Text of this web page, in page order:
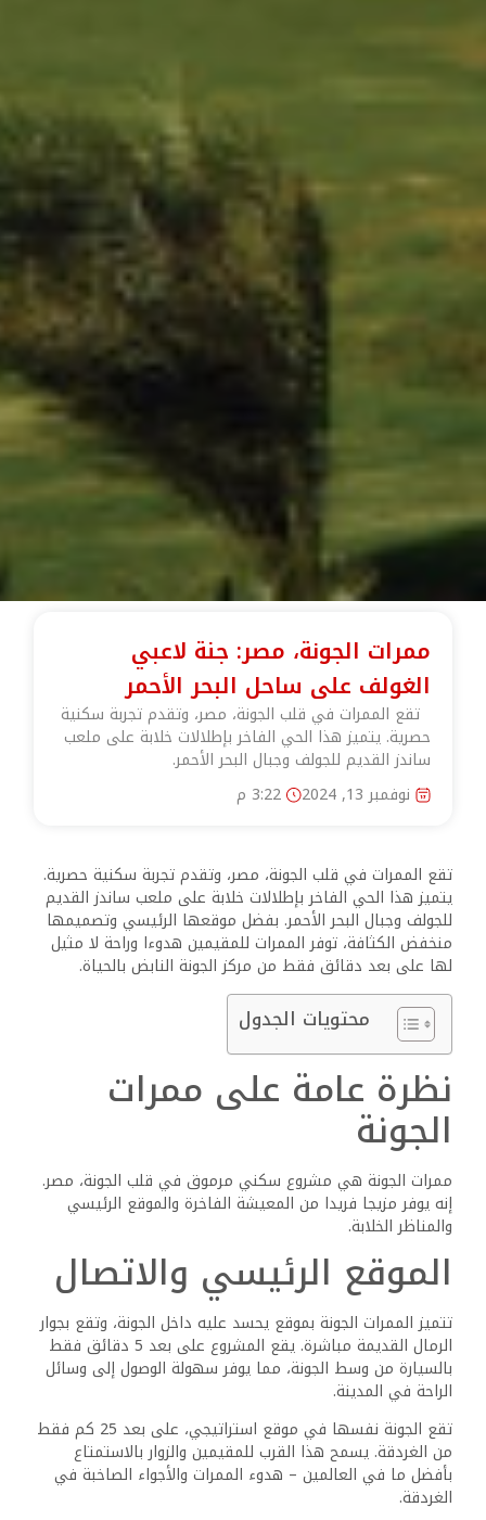
ممرات الجونة، مصر: جنة لاعبي
الغولف على ساحل البحر الأحمر
تقع الممرات في قلب الجونة، مصر، وتقدم تجربة سكنية
حصرية. يتميز هذا الحي الفاخر بإطلالات خلابة على ملعب
ساندز القديم للجولف وجبال البحر الأحمر.
نوفمبر 13, 2024
3:22 م
تقع الممرات في قلب الجونة، مصر، وتقدم تجربة سكنية حصرية.
يتميز هذا الحي الفاخر بإطلالات خلابة على ملعب ساندز القديم
للجولف وجبال البحر الأحمر. بفضل موقعها الرئيسي وتصميمها
منخفض الكثافة، توفر الممرات للمقيمين هدوءا وراحة لا مثيل
لها على بعد دقائق فقط من مركز الجونة النابض بالحياة.
محتويات الجدول
نظرة عامة على ممرات
الجونة
ممرات الجونة هي مشروع سكني مرموق في قلب الجونة، مصر.
إنه يوفر مزيجا فريدا من المعيشة الفاخرة والموقع الرئيسي
والمناظر الخلابة.
الموقع الرئيسي والاتصال
تتميز الممرات الجونة بموقع يحسد عليه داخل الجونة، وتقع بجوار
الرمال القديمة مباشرة. يقع المشروع على بعد 5 دقائق فقط
بالسيارة من وسط الجونة، مما يوفر سهولة الوصول إلى وسائل
الراحة في المدينة.
تقع الجونة نفسها في موقع استراتيجي، على بعد 25 كم فقط
من الغردقة. يسمح هذا القرب للمقيمين والزوار بالاستمتاع
بأفضل ما في العالمين – هدوء الممرات والأجواء الصاخبة في
الغردقة.